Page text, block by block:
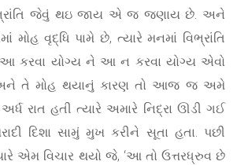
જેવું થઇ જાય એ જ જણાય છે. અને
મોહ વૃદ્ધિ પામે છે, ત્યારે મનમાં વિભ્રાંતિ
આ કરવા યોગ્ય ને આ ન કરવા યોગ્ય એવો
અને તે મોહ થયાનું કારણ તો આજ જ અમે
રાત હતી ત્યારે અમારે નિદ્રા ઊડી ગઈ
દિશા સામું મુખ કરીને સૂતા હતા. પછી
એમ વિચાર થયો જે, ‘આ તો ઉત્તરધ્રુવ છે